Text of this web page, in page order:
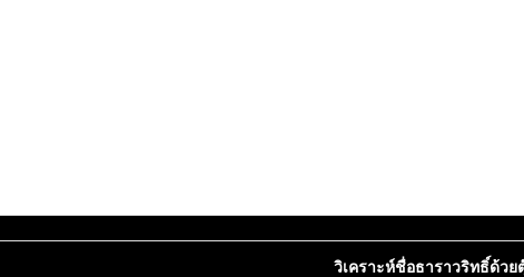
วิเคราะห์ชื่อธาราวริทธิ์ด้ว